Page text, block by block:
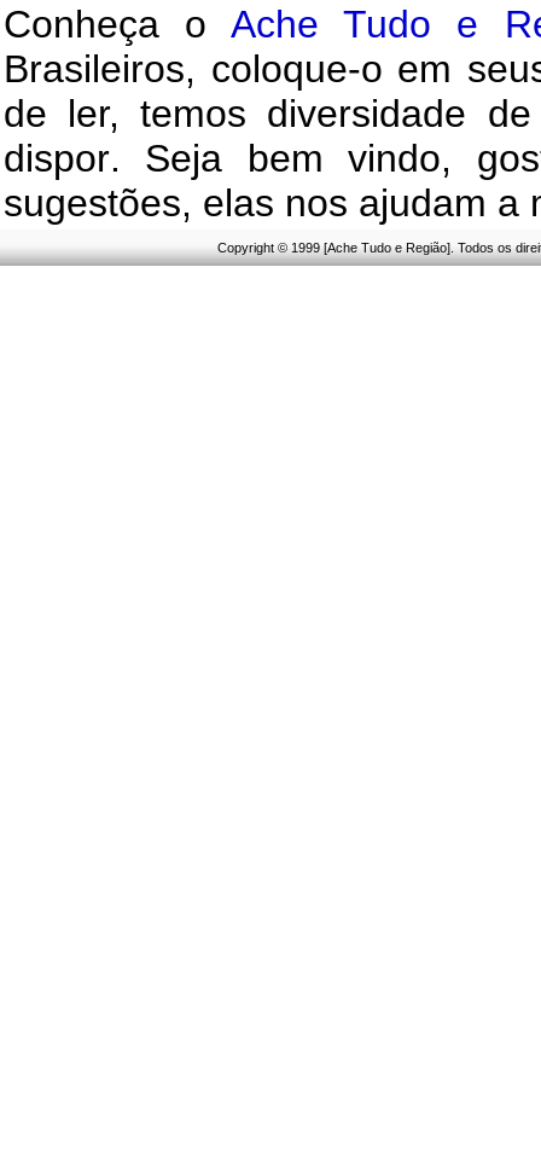
Conheça o Ache Tudo e
Brasileiros, coloque-o em
de ler, temos diversidade
dispor. Seja bem vindo, g
sugestões, elas nos ajudam a
Copyright © 1999 [Ache Tudo e Região]. Todos os